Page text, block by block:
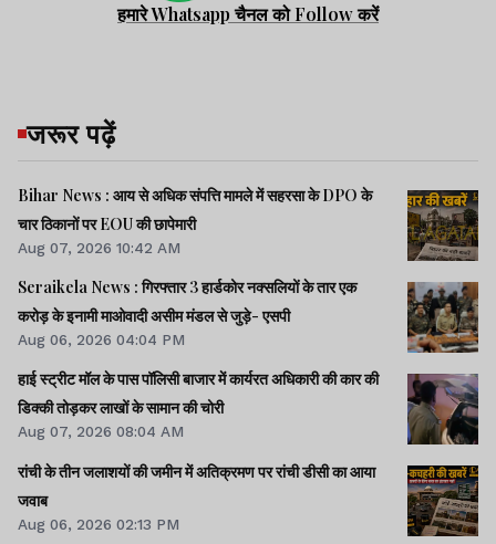
हमारे Whatsapp चैनल को Follow करें
जरूर पढ़ें
Bihar News : आय से अधिक संपत्ति मामले में सहरसा के DPO के
चार ठिकानों पर EOU की छापेमारी
Aug 07, 2026 10:42 AM
Seraikela News : गिरफ्तार 3 हार्डकोर नक्सलियों के तार एक
करोड़ के इनामी माओवादी असीम मंडल से जुड़े- एसपी
Aug 06, 2026 04:04 PM
हाई स्ट्रीट मॉल के पास पॉलिसी बाजार में कार्यरत अधिकारी की कार की
डिक्की तोड़कर लाखों के सामान की चोरी
Aug 07, 2026 08:04 AM
रांची के तीन जलाशयों की जमीन में अतिक्रमण पर रांची डीसी का आया
जवाब
Aug 06, 2026 02:13 PM